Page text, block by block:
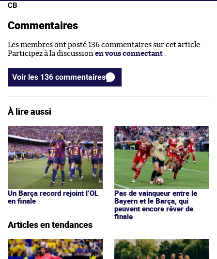
CB
Commentaires
Les membres ont posté 136 commentaires sur cet article.
Participez à la discussion en vous connectant
Voir les 136 commentaires
À lire aussi
Un Barça record rejoint l’OL
en finale
Pas de vainqueur entre le
Bayern et le Barça, qui
peuvent encore rêver de
finale
Articles en tendances